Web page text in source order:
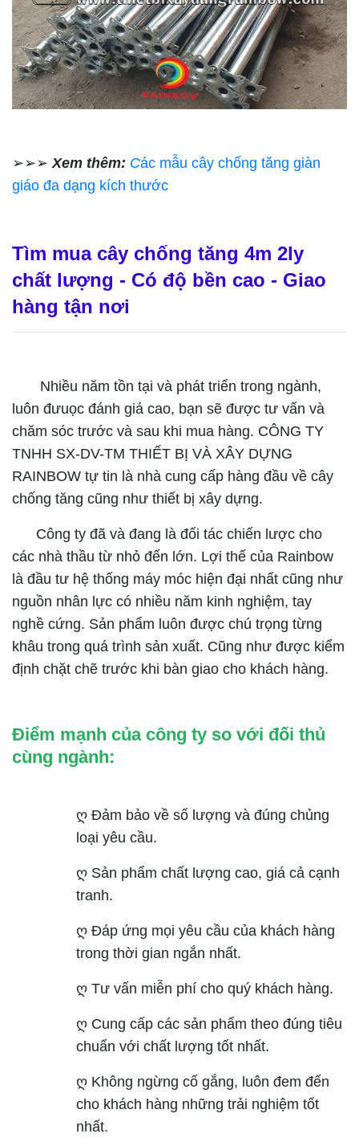
➢➢➢ Xem thêm: Các mẫu cây chống tăng giàn
giáo đa dạng kích thước
Tìm mua cây chống tăng 4m 2ly
chất lượng - Có độ bền cao - Giao
hàng tận nơi
Nhiều năm tồn tại và phát triển trong ngành,
luôn đưuọc đánh giá cao, bạn sẽ được tư vấn và
chăm sóc trước và sau khi mua hàng. CÔNG TY
TNHH SX-DV-TM THIẾT BỊ VÀ XÂY DỰNG
RAINBOW tự tin là nhà cung cấp hàng đầu về cây
chống tăng cũng như thiết bị xây dựng.
Công ty đã và đang là đối tác chiến lược cho
các nhà thầu từ nhỏ đến lớn. Lợi thế của Rainbow
là đầu tư hệ thống máy móc hiện đại nhất cũng như
nguồn nhân lực có nhiều năm kinh nghiệm, tay
nghề cứng. Sản phẩm luôn được chú trọng từng
khâu trong quá trình sản xuất. Cũng như được kiểm
định chặt chẽ trước khi bàn giao cho khách hàng.
Điểm mạnh của công ty so với đối thủ
cùng ngành:
ღ Đảm bảo về số lượng và đúng chủng
loại yêu cầu.
ღ Sản phẩm chất lượng cao, giá cả cạnh
tranh.
ღ Đáp ứng mọi yêu cầu của khách hàng
trong thời gian ngắn nhất.
ღ Tư vấn miễn phí cho quý khách hàng.
ღ Cung cấp các sản phẩm theo đúng tiêu
chuẩn với chất lượng tốt nhất.
ღ Không ngừng cố gắng, luôn đem đến
cho khách hàng những trải nghiệm tốt
nhất.